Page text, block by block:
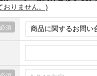
おりません。)